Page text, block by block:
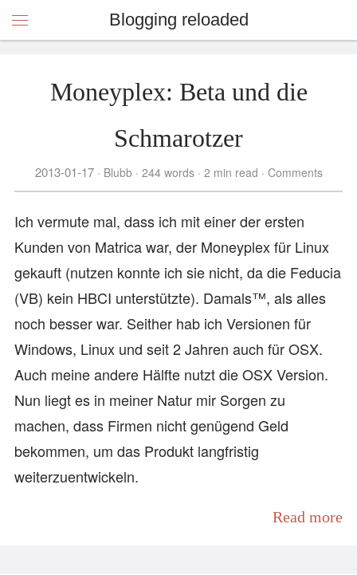
Blogging reloaded
Moneyplex: Beta und die
Schmarotzer
2013-01-17 Blubb 244 words 2 min read Comments
Ich vermute mal, dass ich mit einer der ersten
Kunden von Matrica war, der Moneyplex für Linux
gekauft (nutzen konnte ich sie nicht, da die Feducia
(VB) kein HBCI unterstützte). Damals™, als alles
noch besser war. Seither hab ich Versionen für
Windows, Linux und seit 2 Jahren auch für OSX.
Auch meine andere Hälfte nutzt die OSX Version.
Nun liegt es in meiner Natur mir Sorgen zu
machen, dass Firmen nicht genügend Geld
bekommen, um das Produkt langfristig
weiterzuentwickeln.
Read more